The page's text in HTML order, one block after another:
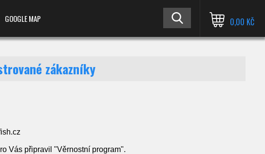
GOOGLE MAP 0,00 KČ
zákazníky
Vás připravil "Věrnostní program".